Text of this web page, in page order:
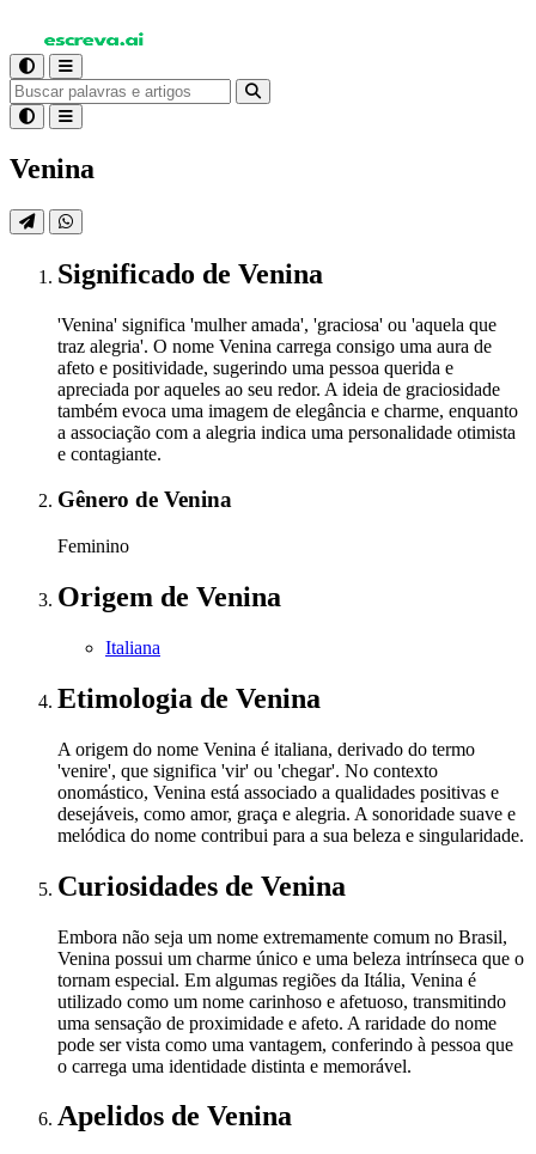
Venina
Significado de Venina
'Venina' significa 'mulher amada', 'graciosa' ou 'aquela que
traz alegria'. O nome Venina carrega consigo uma aura de
afeto e positividade, sugerindo uma pessoa querida e
apreciada por aqueles ao seu redor. A ideia de graciosidade
também evoca uma imagem de elegância e charme, enquanto
a associação com a alegria indica uma personalidade otimista
e contagiante.
Gênero de Venina
Feminino
Origem de Venina
Italiana
Etimologia de Venina
A origem do nome Venina é italiana, derivado do termo
'venire', que significa 'vir' ou 'chegar'. No contexto
onomástico, Venina está associado a qualidades positivas e
desejáveis, como amor, graça e alegria. A sonoridade suave e
melódica do nome contribui para a sua beleza e singularidade.
Curiosidades de Venina
Embora não seja um nome extremamente comum no Brasil,
Venina possui um charme único e uma beleza intrínseca que o
tornam especial. Em algumas regiões da Itália, Venina é
utilizado como um nome carinhoso e afetuoso, transmitindo
uma sensação de proximidade e afeto. A raridade do nome
pode ser vista como uma vantagem, conferindo à pessoa que
o carrega uma identidade distinta e memorável.
Apelidos de Venina